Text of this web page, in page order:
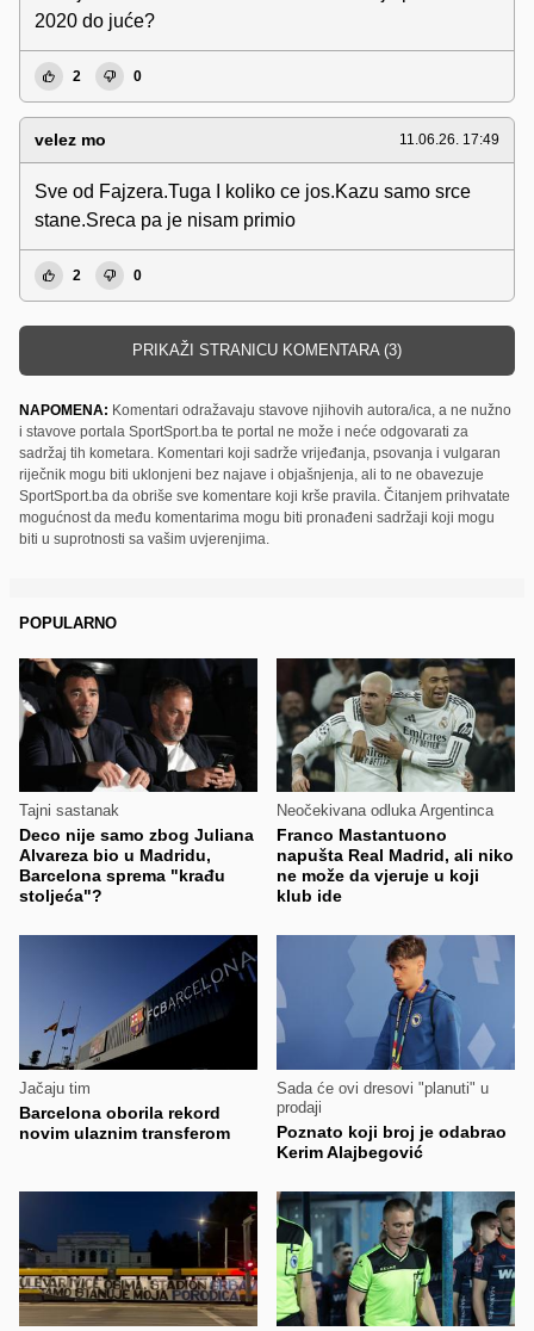
2020 do juće?
2 0
velez mo 11.06.26. 17:49
Sve od Fajzera.Tuga I koliko ce jos.Kazu samo srce
stane.Sreca pa je nisam primio
2 0
PRIKAŽI STRANICU KOMENTARA (3)
NAPOMENA: Komentari odražavaju stavove njihovih autora/ica, a ne nužno
i stavove portala SportSport.ba te portal ne može i neće odgovarati za
sadržaj tih kometara. Komentari koji sadrže vrijeđanja, psovanja i vulgaran
riječnik mogu biti uklonjeni bez najave i objašnjenja, ali to ne obavezuje
SportSport.ba da obriše sve komentare koji krše pravila. Čitanjem prihvatate
mogućnost da među komentarima mogu biti pronađeni sadržaji koji mogu
biti u suprotnosti sa vašim uvjerenjima.
POPULARNO
Tajni sastanak
Deco nije samo zbog Juliana
Alvareza bio u Madridu,
Barcelona sprema "krađu
stoljeća"?
Neočekivana odluka Argentinca
Franco Mastantuono
napušta Real Madrid, ali niko
ne može da vjeruje u koji
klub ide
Jačaju tim
Barcelona oborila rekord
novim ulaznim transferom
Sada će ovi dresovi "planuti" u
prodaji
Poznato koji broj je odabrao
Kerim Alajbegović